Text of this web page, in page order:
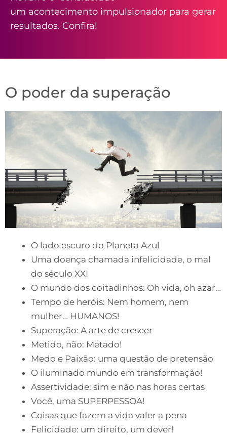
um acontecimento impulsionador para gerar
resultados. Confira!
O poder da superação
O lado escuro do Planeta Azul
Uma doença chamada infelicidade, o mal
do século XXI
O mundo dos coitadinhos: Oh vida, oh azar…
Tempo de heróis: Nem homem, nem
mulher… HUMANOS!
Superação: A arte de crescer
Metido, não: Metado!
Medo e Paixão: uma questão de pretensão
O iluminado mundo em transformação!
Assertividade: sim e não nas horas certas
Você, uma SUPERPESSOA!
Coisas que fazem a vida valer a pena
Felicidade: um direito, um dever!